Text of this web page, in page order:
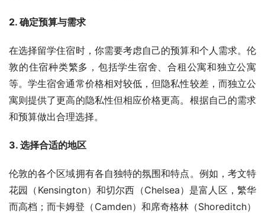
2. 确定预算与需求
在选择留学住宿时，你需要考虑自己的预算和个人需求。伦
敦的住宿种类繁多，包括学生宿舍、合租公寓和独立公寓
等。学生宿舍通常价格相对较低，但隐私性较差，而独立公
寓则提供了更高的隐私性但相应价格更高。根据自己的需求
和预算做出合理选择。
3. 选择合适的地区
伦敦的各个区域拥有各自独特的氛围和特点。例如，考文特
花园（Kensington）和切尔西（Chelsea）是富人区，繁华
而高档；而卡姆登（Camden）和席奇格林（Shoreditch）